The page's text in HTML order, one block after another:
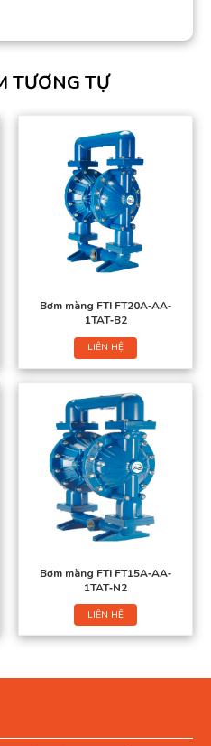
TƯƠNG TỰ
Bơm màng FTI FT20A‐AA‐
1TAT‐B2
LIÊN HỆ
Bơm màng FTI FT15A‐AA‐
1TAT‐N2
LIÊN HỆ